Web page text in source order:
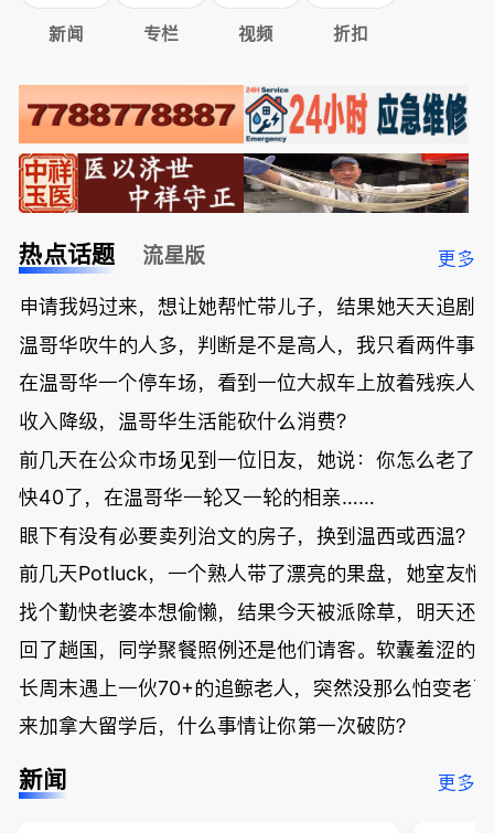
新闻 专栏 视频 折扣
热点话题 流星版 更多
申请我妈过来，想让她帮忙带儿子，结果她天天追剧
温哥华吹牛的人多，判断是不是高人，我只看两件事
在温哥华一个停车场，看到一位大叔车上放着残疾人
收入降级，温哥华生活能砍什么消费？
前几天在公众市场见到一位旧友，她说：你怎么老了
快40了，在温哥华一轮又一轮的相亲……
眼下有没有必要卖列治文的房子，换到温西或西温？
前几天Potluck，一个熟人带了漂亮的果盘，她室友悄
找个勤快老婆本想偷懒，结果今天被派除草，明天还
回了趟国，同学聚餐照例还是他们请客。软囊羞涩的
长周末遇上一伙70+的追鲸老人，突然没那么怕变老了
来加拿大留学后，什么事情让你第一次破防？
新闻 更多